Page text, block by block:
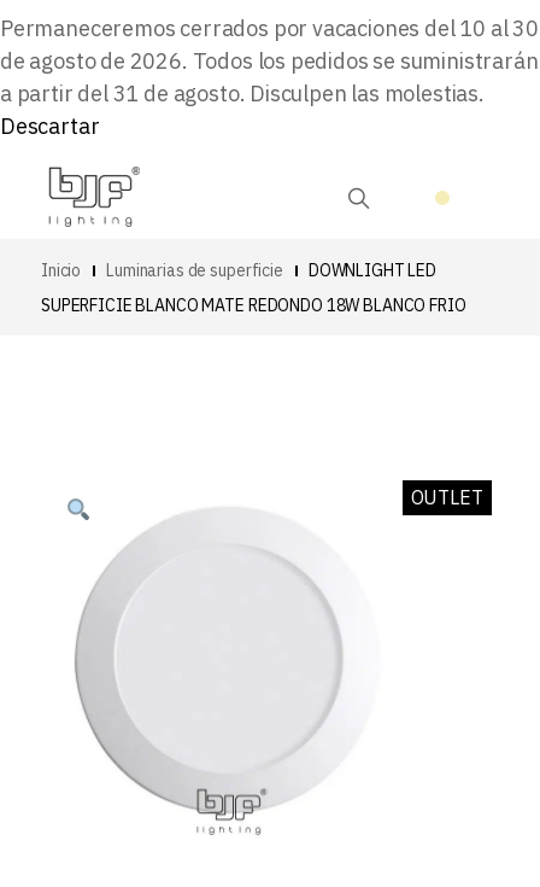
Permaneceremos cerrados por vacaciones del 10 al 30
de agosto de 2026. Todos los pedidos se suministrarán
a partir del 31 de agosto. Disculpen las molestias.
Descartar
Inicio Luminarias de superficie
DOWNLIGHT LED
SUPERFICIE BLANCO MATE REDONDO 18W BLANCO FRIO
OUTLET